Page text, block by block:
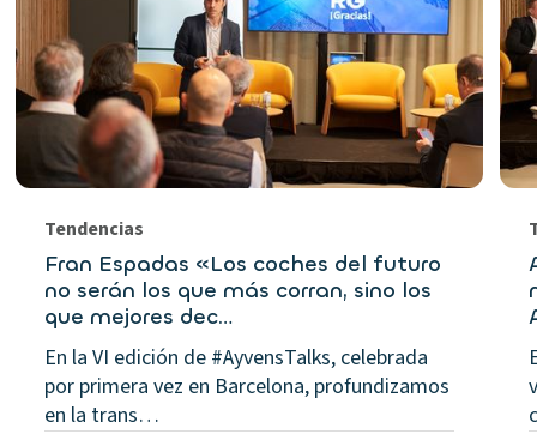
Tendencias
Fran Espadas «Los coches del futuro
no serán los que más corran, sino los
que mejores dec…
En la VI edición de #AyvensTalks, celebrada
por primera vez en Barcelona, profundizamos
en la trans…